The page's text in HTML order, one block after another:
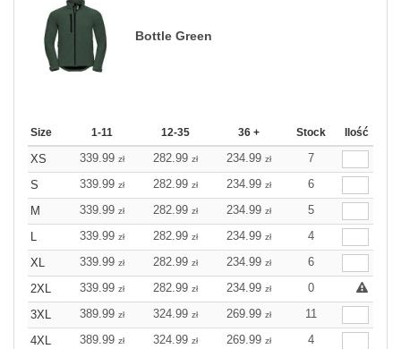
Bottle Green
Size 1-11 12-35 36 + Stock Ilość
XS 339.99 zł 282.99 zł 234.99 zł
7
S
339.99 zł 282.99 zł 234.99 zł
6
M
339.99 zł 282.99 zł 234.99 zł
5
L
339.99 zł 282.99 zł 234.99 zł
4
XL
339.99 zł 282.99 zł 234.99 zł
6
2XL
339.99 zł 282.99 zł 234.99 zł
0
3XL
389.99 zł 324.99 zł 269.99 zł
11
4XL
389.99 zł 324.99 zł 269.99 zł 4